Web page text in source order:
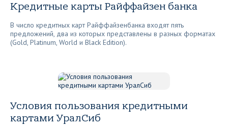
Кредитные карты Райффайзен банка
В число кредитных карт Райффайзенбанка входят пять
предложений, два из которых представлены в разных форматах
(Gold, Platinum, World и Black Edition).
Условия пользования кредитными
картами УралСиб